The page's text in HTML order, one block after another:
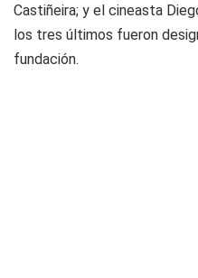
Castiñeira; y el cineasta
los tres últimos fueron
fundación.